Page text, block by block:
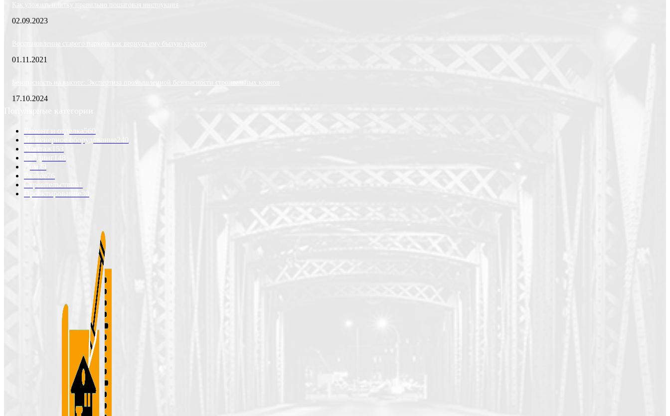
Как уложить плитку правильно пошаговая инструкция
02.09.2023
Восстановление старого паркета как вернуть ему былую красоту
01.11.2021
Безопасность на высоте: Экспертиза промышленной безопасности строительных кранов
17.10.2024
Популярные категории
Ремонт и отделка560
Инженерное оборудование
Монтаж
153
Сайдинг
148
Разное
76
Строительство
Проектирование 30